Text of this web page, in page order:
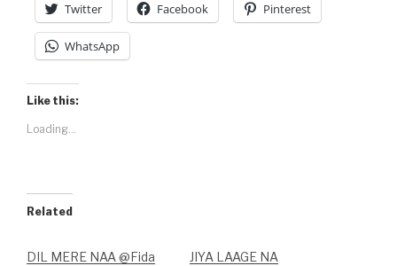
Twitter Facebook Pinterest
WhatsApp
Like this:
Loading...
Related
DIL MERE NAA @Fida
JIYA LAAGE NA